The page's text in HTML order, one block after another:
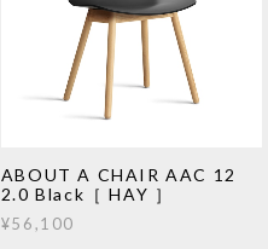
ABOUT A CHAIR AAC 12
2.0 Black［ HAY ］
¥56,100